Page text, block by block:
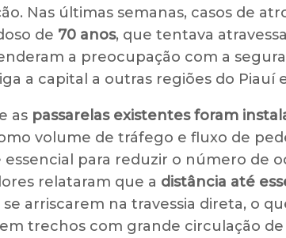
Nas últimas semanas, casos de
de 70 anos, que tentava
a preocupação com a
a capital a outras regiões do Piauí
as passarelas existentes foram
volume de tráfego e fluxo de
para reduzir o número de
relataram que a distância até
arriscarem na travessia direta, o
trechos com grande circulação